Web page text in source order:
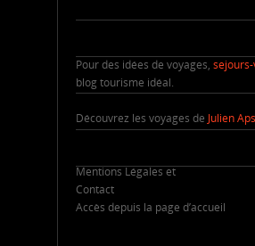
Pour des idées de voyages,
blog tourisme idéal.
Découvrez les voyages de Julien
Mentions Légales et
Contact
Accès depuis la page d’accueil